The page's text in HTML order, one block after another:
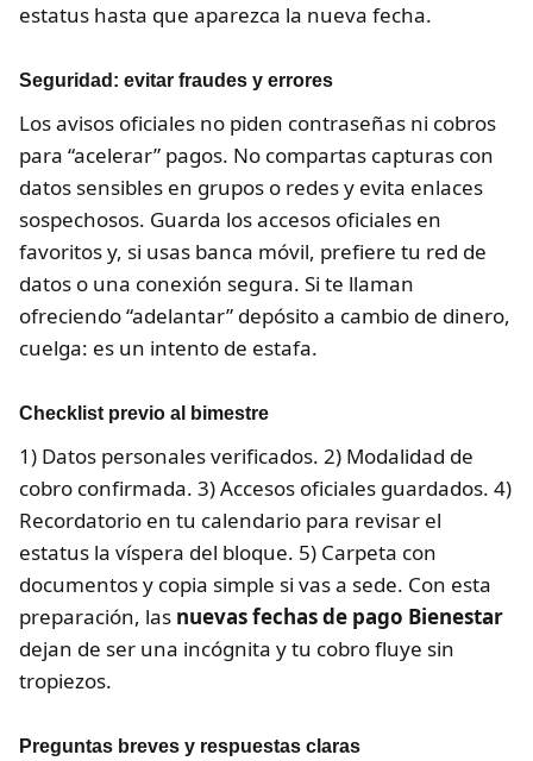
estatus hasta que aparezca la nueva fecha.
Seguridad: evitar fraudes y errores
Los avisos oficiales no piden contraseñas ni cobros
para “acelerar” pagos. No compartas capturas con
datos sensibles en grupos o redes y evita enlaces
sospechosos. Guarda los accesos oficiales en
favoritos y, si usas banca móvil, prefiere tu red de
datos o una conexión segura. Si te llaman
ofreciendo “adelantar” depósito a cambio de dinero,
cuelga: es un intento de estafa.
Checklist previo al bimestre
1) Datos personales verificados. 2) Modalidad de
cobro confirmada. 3) Accesos oficiales guardados. 4)
Recordatorio en tu calendario para revisar el
estatus la víspera del bloque. 5) Carpeta con
documentos y copia simple si vas a sede. Con esta
preparación, las nuevas fechas de pago Bienestar
dejan de ser una incógnita y tu cobro fluye sin
tropiezos.
Preguntas breves y respuestas claras